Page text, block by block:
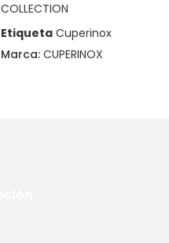
COLLECTION
Etiqueta Cuperinox
Marca: CUPERINOX